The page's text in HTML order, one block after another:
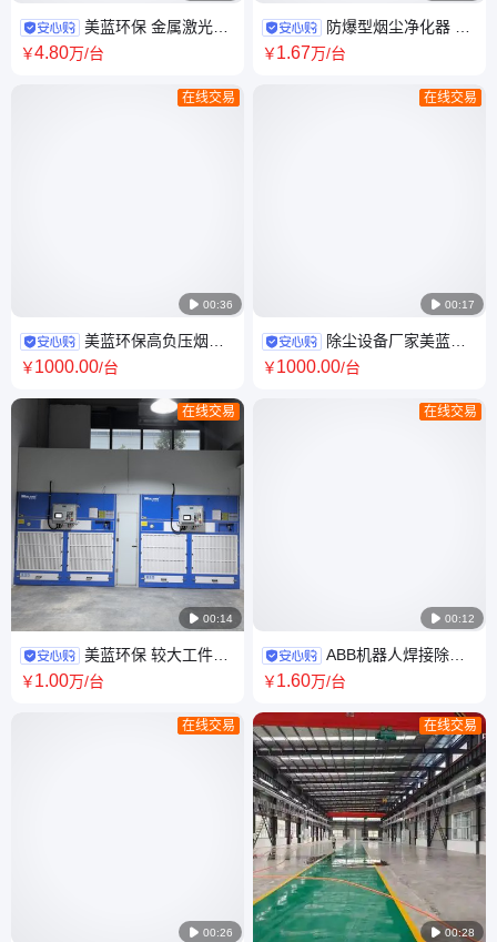
美蓝环保 金属激光切
割机 光纤切割除尘器 大功率激
￥4.80万/台
 00:36
在线交易
美蓝环保高负压烟雾
净化器MLWF40人工焊接等多
￥1000.00/台
 00:14
在线交易
美蓝环保 较大工件打
磨柜 防爆除尘柜 伸缩房 打磨除
￥1.00万/台
 00:26
在线交易
防爆型烟尘净化器 抛
光 打磨 铝粉 易爆粉尘 除尘收
￥1.67万/台
 00:17
在线交易
除尘设备厂家美蓝环
保便携式焊烟净化器-MLWF50
￥1000.00/台
 00:12
在线交易
ABB机器人焊接除尘
高负压焊接除尘设备 自动焊接
￥1.60万/台
 00:28
在线交易